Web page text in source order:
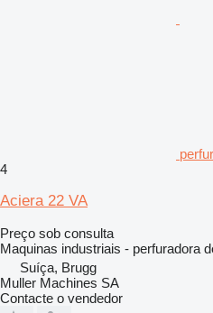
4
Aciera 22 VA
Preço sob consulta
Maquinas industriais - perfuradora
Suíça, Brugg
Muller Machines SA
Contacte o vendedor